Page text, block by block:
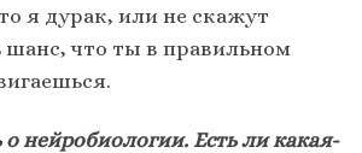
я дурак, или не скажут
шанс, что ты в правильном
о нейробиологии. Есть ли какая-